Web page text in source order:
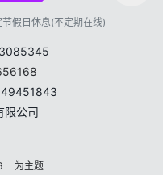
假日休息(不定期在线)
49451843
限公司
一为主题